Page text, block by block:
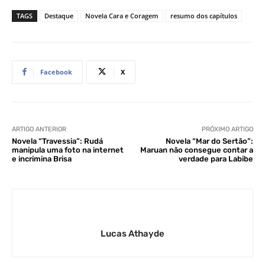
TAGS Destaque Novela Cara e Coragem resumo dos capítulos
Facebook X
ARTIGO ANTERIOR
Novela “Travessia”: Rudá
manipula uma foto na internet
e incrimina Brisa
PRÓXIMO ARTIGO
Novela “Mar do Sertão”:
Maruan não consegue contar a
verdade para Labibe
Lucas Athayde